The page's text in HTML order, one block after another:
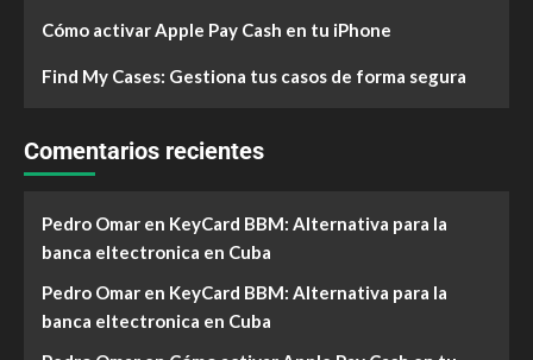
Cómo activar Apple Pay Cash en tu iPhone
Find My Cases: Gestiona tus casos de forma segura
Comentarios recientes
Pedro Omar en KeyCard BBM: Alternativa para la
banca eltectronica en Cuba
Pedro Omar en KeyCard BBM: Alternativa para la
banca eltectronica en Cuba